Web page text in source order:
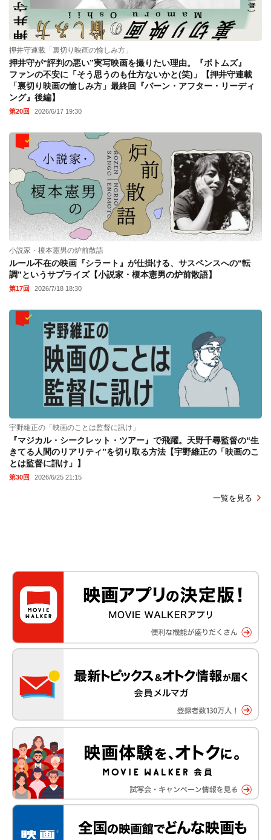
押井守連載「裏切り映画の愉しみ方」
押井守が“評判の悪い”実写映画を撮りたい理由。『ボトムズ』
ファンの不安に「そう思うのも仕方ないかと(笑)」【押井守連載
「裏切り映画の愉しみ方」最終回『バーン・アフター・リーディ
ング』後編】
第20回 2026/6/17 19:30
小説家・榎本憲男の炉前散語
ルール不在の映画『シラート』が仕掛ける、サスペンスへの“転
調”というサプライズ【小説家・榎本憲男の炉前散語】
第17回 2026/7/18 18:30
宇野維正の「映画のことは監督に訊け」
『マジカル・シークレット・ツアー』で飛躍。天野千尋監督の“生
きてる人間のリアリティ”を切り取る方法【宇野維正の「映画のこ
とは監督に訊け」】
第30回 2026/6/25 21:15
一覧を見る